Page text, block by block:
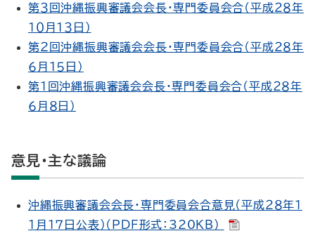
第３回沖縄振興審議会会長・専門委員会合（平成２８年
１０月１３日）
第２回沖縄振興審議会会長・専門委員会合（平成２８年
６月１５日）
第１回沖縄振興審議会会長・専門委員会合（平成２８年
６月８日）
意見・主な議論
沖縄振興審議会会長・専門委員会合意見（平成２８年１
１月１７日公表）（PDF形式：320KB）